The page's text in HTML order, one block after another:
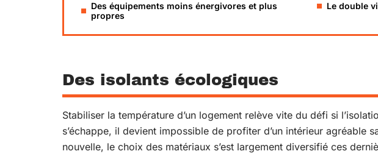
Des équipements moins énergivores et plus
propres
Le double
Des isolants écologiques
Stabiliser la température d’un logement relève vite du défi si
s’échappe, il devient impossible de profiter d’un intérieur agréable
nouvelle, le choix des matériaux s’est largement diversifié ces